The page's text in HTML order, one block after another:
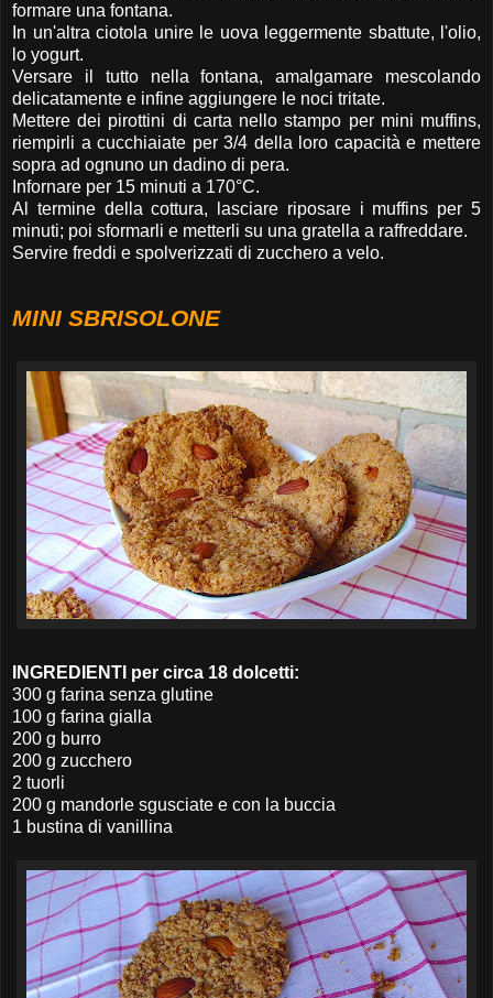
formare una fontana.
In un'altra ciotola unire le uova leggermente sbattute, l'olio,
lo yogurt.
Versare il tutto nella fontana, amalgamare mescolando
delicatamente e infine aggiungere le noci tritate.
Mettere dei pirottini di carta nello stampo per mini muffins,
riempirli a cucchiaiate per 3/4 della loro capacità e mettere
sopra ad ognuno un dadino di pera.
Infornare per 15 minuti a 170°C.
Al termine della cottura, lasciare riposare i muffins per 5
minuti; poi sformarli e metterli su una gratella a raffreddare.
Servire freddi e spolverizzati di zucchero a velo.
MINI SBRISOLONE
INGREDIENTI per circa 18 dolcetti:
300 g farina senza glutine
100 g farina gialla
200 g burro
200 g zucchero
2 tuorli
200 g mandorle sgusciate e con la buccia
1 bustina di vanillina